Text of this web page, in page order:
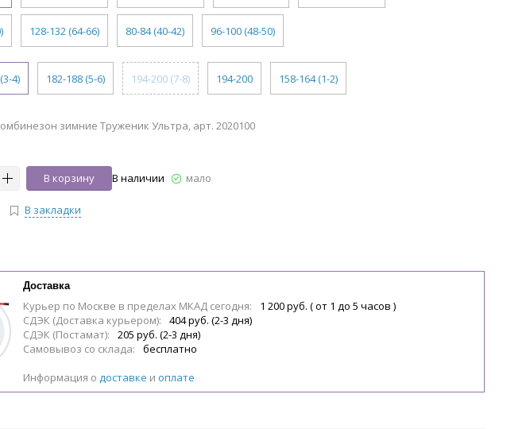
128-132 (64-66) 80-84 (40-42) 96-100 (48-50)
4) 182-188 (5-6) 194-200 (7-8) 194-200 158-164 (1-2)
зимние Труженик Ультра, арт. 2020100
В корзину В наличии мало
В закладки
Доставка
Курьер по Москве в пределах МКАД сегодня:
1 200 руб. ( от 1 до 5 часов )
СДЭК (Доставка курьером):
404 руб. (2-3 дня)
СДЭК (Постамат):
205 руб. (2-3 дня)
Самовывоз со склада:
бесплатно
Информация о доставке и оплате